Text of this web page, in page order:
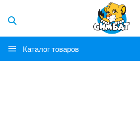
Каталог товаров